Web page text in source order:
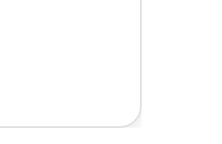
i
volem agrair
les…